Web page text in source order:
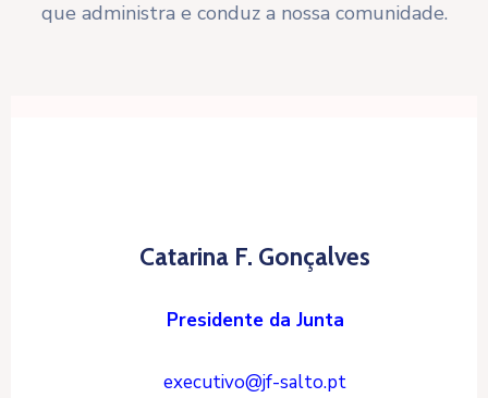
que administra e conduz a nossa comunidade.
Catarina F. Gonçalves
Presidente da Junta
executivo@jf-salto.pt